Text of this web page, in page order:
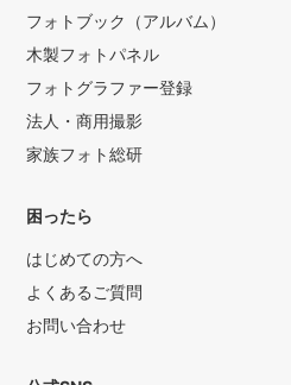
フォトブック（アルバム）
木製フォトパネル
フォトグラファー登録
法人・商用撮影
家族フォト総研
困ったら
はじめての方へ
よくあるご質問
お問い合わせ